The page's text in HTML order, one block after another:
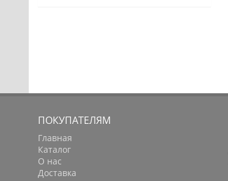
ПОКУПАТЕЛЯМ
Главная
Каталог
О нас
Доставка